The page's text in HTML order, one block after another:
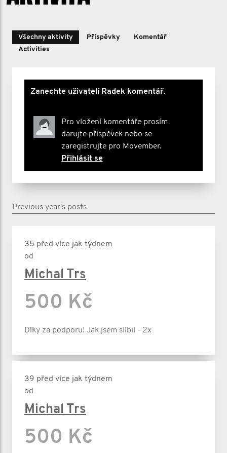
Všechny aktivity Příspěvky
Komentář
Activities
Zanechte uživateli Radek komentář.
Pro vložení komentáře prosím
darujte příspěvek nebo se
zaregistrujte pro Movember.
Přihlásit se
Previous year's posts
35 před více jak týdnem
od
Michal Trs
500 Kč
Díky za podporu! Jak jsem slíbil - 2x
39 před více jak týdnem
od
Michal Trs
500 Kč